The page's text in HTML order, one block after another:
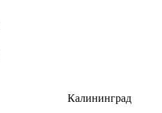
Калининград